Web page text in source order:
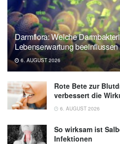
Darmflora: Welche
Lebenserwartung beeinflussen
6. AUGUST 2026
Rote Bete zur
verbessert die
6. AUGUST 2026
So wirksam ist
Infektionen